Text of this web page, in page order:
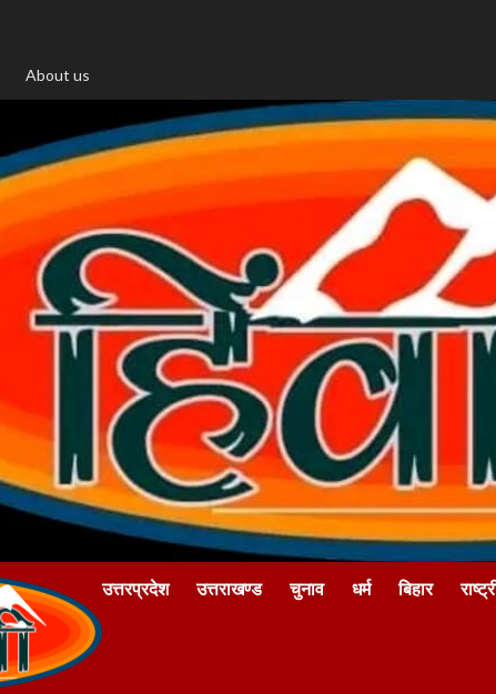
About us
उत्तरप्रदेश उत्तराखण्ड चुनाव धर्म बिहार